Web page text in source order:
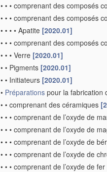
• • • comprenant des composés
• • • comprenant des composés
• • • • Apatite [2020.01]
• • • comprenant des composés
• • • Verre [2020.01]
• • Pigments [2020.01]
• • Initiateurs [2020.01]
• Préparations pour la fabrication
• • comprenant des céramiques
• • • comprenant de l’oxyde de
• • • comprenant de l’oxyde de
• • • comprenant de l’oxyde de
• • • comprenant de l’oxyde de
• • • comprenant de l’oxyde de fer